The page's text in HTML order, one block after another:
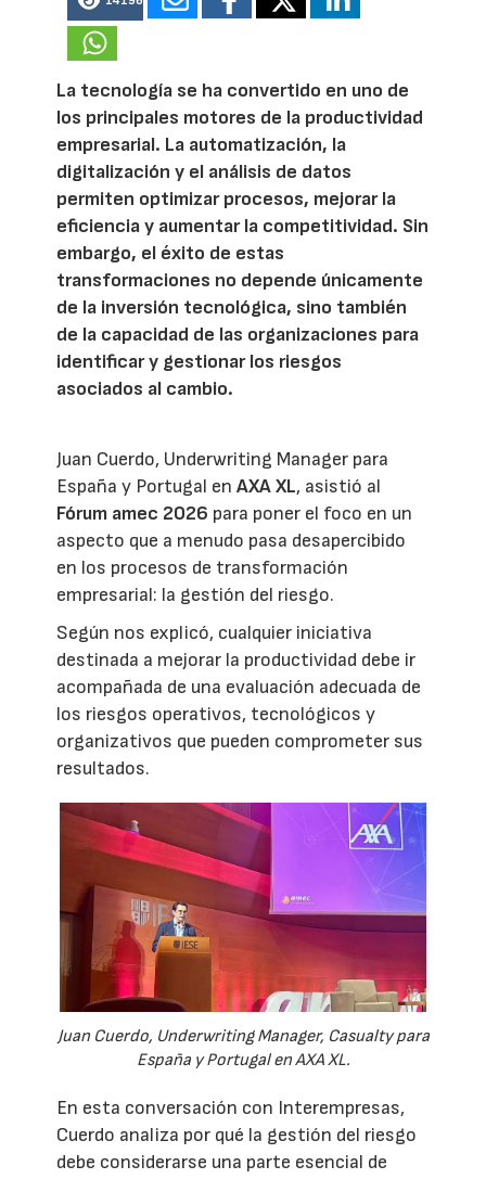
La tecnología se ha convertido en uno de
los principales motores de la productividad
empresarial. La automatización, la
digitalización y el análisis de datos
permiten optimizar procesos, mejorar la
eficiencia y aumentar la competitividad. Sin
embargo, el éxito de estas
transformaciones no depende únicamente
de la inversión tecnológica, sino también
de la capacidad de las organizaciones para
identificar y gestionar los riesgos
asociados al cambio.
Juan Cuerdo, Underwriting Manager para
España y Portugal enAXA XL, asistió al
Fórum amec 2026 para poner el foco en un
aspecto que a menudo pasa desapercibido
en los procesos de transformación
empresarial: la gestión del riesgo.
Según nos explicó, cualquier iniciativa
destinada a mejorar la productividad debe ir
acompañada de una evaluación adecuada de
los riesgos operativos, tecnológicos y
organizativos que pueden comprometer sus
resultados.
Juan Cuerdo, Underwriting Manager, Casualty para
España y Portugal en AXA XL.
En esta conversación con Interempresas,
Cuerdo analiza por qué la gestión del riesgo
debe considerarse una parte esencial de